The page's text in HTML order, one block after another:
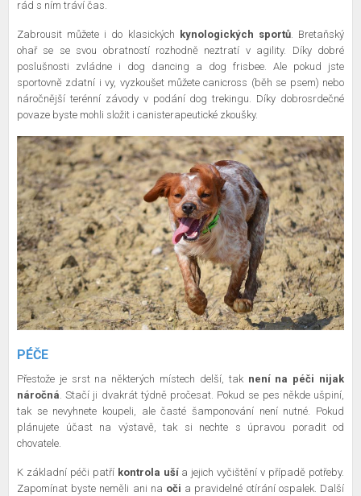
rád s ním tráví čas.
Zabrousit můžete i do klasických kynologických sportů. Bretaňský
ohař se se svou obratností rozhodně neztratí v agility. Díky dobré
poslušnosti zvládne i dog dancing a dog frisbee. Ale pokud jste
sportovně zdatní i vy, vyzkoušet můžete canicross (běh se psem) nebo
náročnější terénní závody v podání dog trekingu. Díky dobrosrdečné
povaze byste mohli složit i canisterapeutické zkoušky.
PÉČE
Přestože je srst na některých místech delší, tak není na péči nijak
náročná. Stačí ji dvakrát týdně pročesat. Pokud se pes někde ušpiní,
tak se nevyhnete koupeli, ale časté šamponování není nutné. Pokud
plánujete účast na výstavě, tak si nechte s úpravou poradit od
chovatele.
K základní péči patří kontrola ušía jejich vyčištění v případě potřeby.
Zapomínat byste neměli ani na oči a pravidelné otírání ospalek. Další